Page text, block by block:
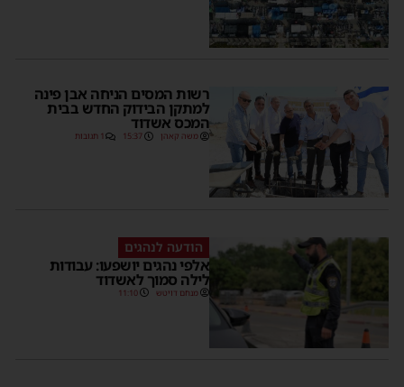
רשות המסים הניחה אבן פינה
למתקן הבידוק החדש בבית
המכס אשדוד
משה קאהן 15:37 1 תגובות
הודעה לנהגים
אלפי נהגים יושפעו: עבודות
לילה סמוך לאשדוד
מנחם דויטש 11:10